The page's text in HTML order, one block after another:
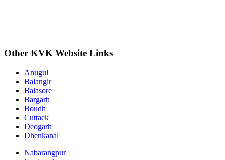
Other KVK Website Links
Anugul
Balangir
Balasore
Bargarh
Boudh
Cuttack
Deogarh
Dhenkanal
Nabarangpur